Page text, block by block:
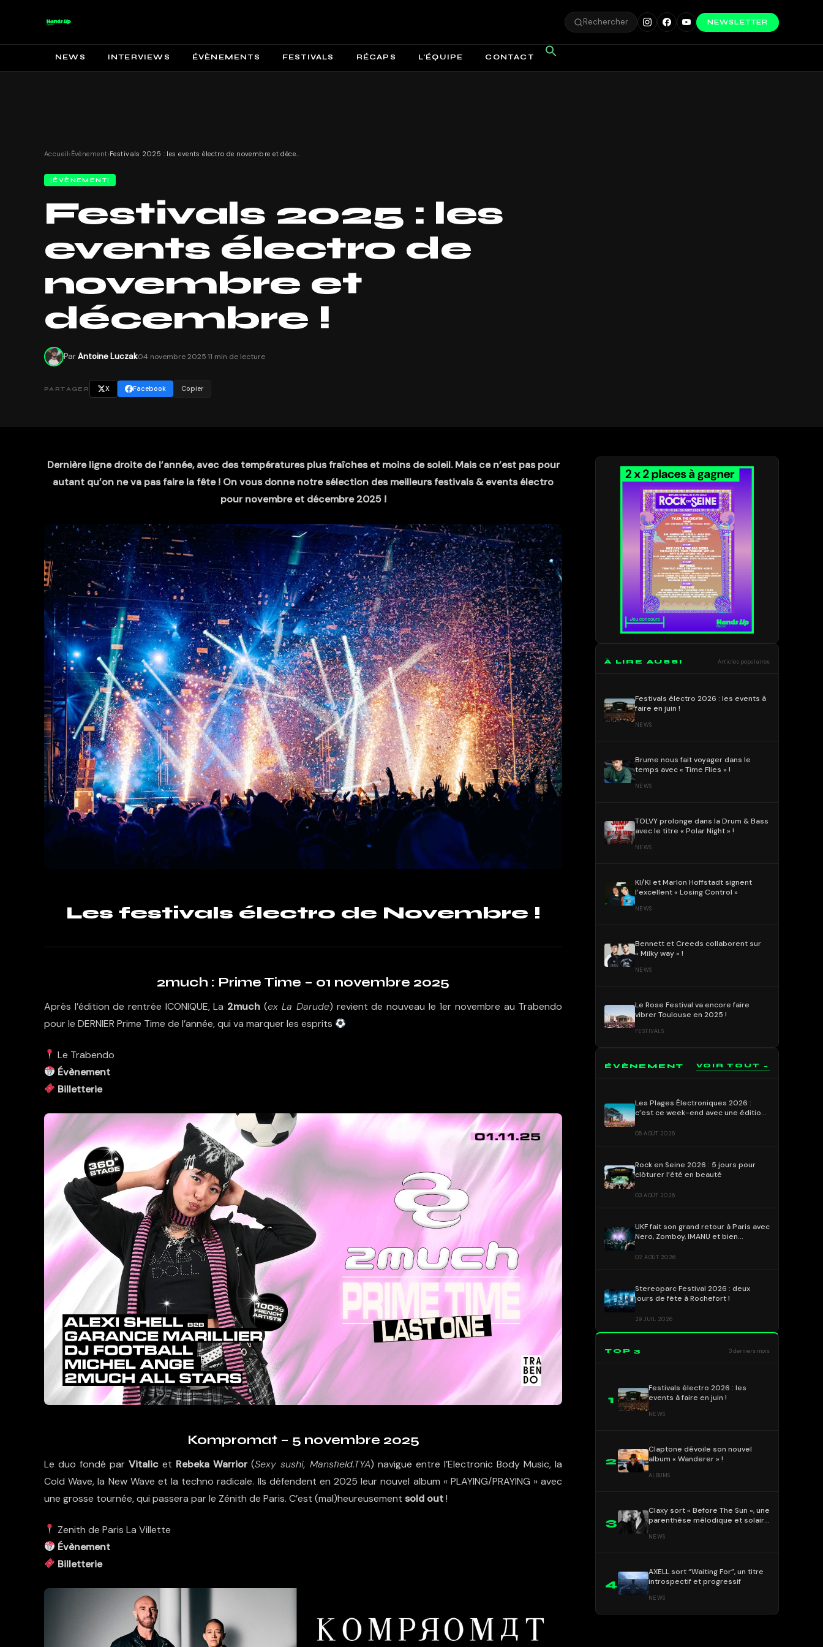
Rechercher NEWSLETTER
NEWS INTERVIEWS ÉVÈNEMENTS FESTIVALS RÉCAPS L’ÉQUIPE CONTACT
Accueil› Évènement› Festivals 2025 : les events électro de novembre et décembre !
ÉVÈNEMENT
Festivals 2025 : les
events électro de
novembre et
décembre !
ParAntoine Luczak04 novembre 202511 min de lecture
PARTAGER X Facebook Copier
Dernière ligne droite de l’année, avec des températures plus fraîches et moins de soleil. Mais ce n’est pas pour
autant qu’on ne va pas faire la fête ! On vous donne notre sélection des meilleurs festivals & events électro
pour novembre et décembre 2025 !
Les festivals électro de Novembre !
2much : Prime Time – 01 novembre 2025
Après l’édition de rentrée ICONIQUE, La 2much(ex La Darude) revient de nouveau le 1er novembre au Trabendo
pour le DERNIER Prime Time de l’année, qui va marquer les esprits
Le Trabendo
Évènement
Billetterie
Kompromat – 5 novembre 2025
Le duo fondé parVitalic et Rebeka Warrior(Sexy sushi, Mansfield.TYA) navigue entre l’Electronic Body Music, la
Cold Wave, la New Wave et la techno radicale. Ils défendent en 2025 leur nouvel album « PLAYING/PRAYING » avec
une grosse tournée, qui passera par le Zénith de Paris. C’est (mal)heureusement sold out!
Zenith de Paris La Villette
Évènement
Billetterie
À LIRE AUSSI Articles populaires
Festivals électro 2026 : les events à
faire en juin !
NEWS
Brume nous fait voyager dans le
temps avec « Time Flies » !
NEWS
TOLVY prolonge dans la Drum & Bass
avec le titre « Polar Night » !
NEWS
KI/KI et Marlon Hoffstadt signent
l’excellent « Losing Control »
NEWS
Bennett et Creeds collaborent sur
« Milky way » !
NEWS
Le Rose Festival va encore faire
vibrer Toulouse en 2025 !
FESTIVALS
ÉVÈNEMENT VOIR TOUT →
Les Plages Électroniques 2026 :
c’est ce week-end avec une édition
05 AOÛT 2026
Rock en Seine 2026 : 5 jours pour
clôturer l’été en beauté
03 AOÛT 2026
UKF fait son grand retour à Paris avec
Nero, Zomboy, IMANU et bien
02 AOÛT 2026
Stereoparc Festival 2026 : deux
jours de fête à Rochefort !
29 JUIL 2026
TOP 3 3 derniers mois
1
Festivals électro 2026 : les
events à faire en juin !
NEWS
2
Claptone dévoile son nouvel
album « Wanderer » !
ALBUMS
3
Claxy sort « Before The Sun », une
parenthèse mélodique et solaire
NEWS
4
AXELL sort “Waiting For”, un titre
introspectif et progressif
NEWS